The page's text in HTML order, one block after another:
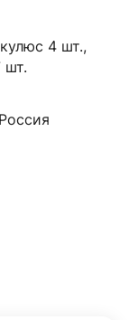
4 шт.,
шт.
Россия